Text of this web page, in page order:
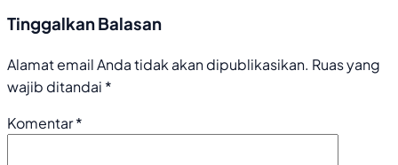
Tinggalkan Balasan
Alamat email Anda tidak akan dipublikasikan. Ruas yang
wajib ditandai *
Komentar*